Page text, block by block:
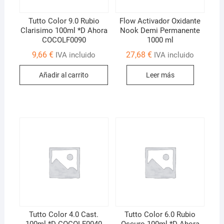
Tutto Color 9.0 Rubio
Clarisimo 100ml *D Ahora
COCOLF0090
9,66€ IVA incluido
Añadir al carrito
Flow Activador Oxidante
Nook Demi Permanente
1000 ml
27,68€ IVA incluido
Leer más
Tutto Color 4.0 Cast.
Tutto Color 6.0 Rubio